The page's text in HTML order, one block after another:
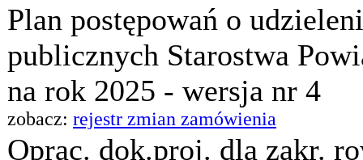
Plan postępowań o
publicznych Starostwa
na rok 2025 - wersja nr 4
zobacz: rejestr zmian zamówienia
Oprac. dok.proj. dla zakr.